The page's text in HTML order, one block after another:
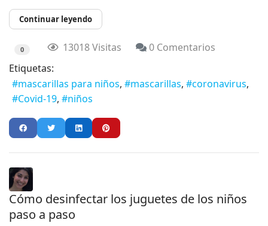
Continuar leyendo
0 13018 Visitas
0 Comentarios
Etiquetas:
mascarillas para niños
mascarillas
coronavirus
Covid-19
niños
Cómo desinfectar los juguetes de los niños
paso a paso